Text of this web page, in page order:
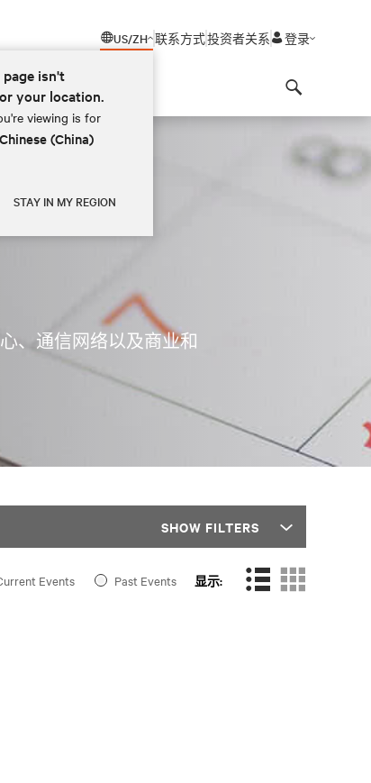
US/ZH
isn't
your location.
viewing is for
(China)
STAY IN MY REGION
联系方式投资者关系 登录
、通信网络以及商业和
SHOW FILTERS
Events Past Events 显示: